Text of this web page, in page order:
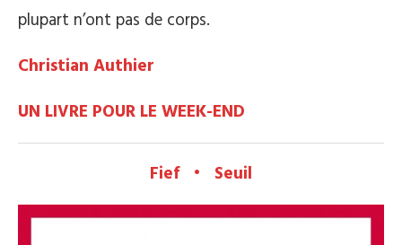
plupart n’ont pas de corps.
Christian Authier
UN LIVRE POUR LE WEEK-END
Fief • Seuil